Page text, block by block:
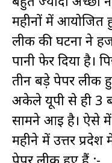
महीनों में आयोजित
लीक की घटना ने
पानी फेर दिया है।
तीन बड़े पेपर लीक
अकेले यूपी से ही 3
सामने आई है। ऐसे
महीने में उत्तर